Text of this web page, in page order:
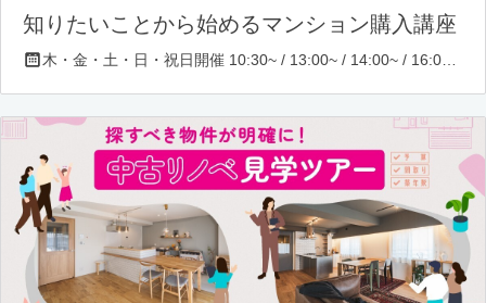
知りたいことから始めるマンション購入講座